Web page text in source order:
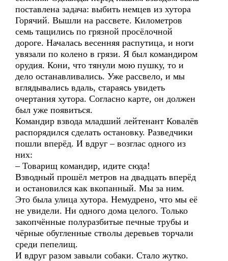
поставлена задача: выбить немцев из хутора
Горячий. Вышли на рассвете. Километров
семь тащились по грязной просёлочной
дороге. Началась весенняя распутица, и ноги
увязали по колено в грязи. Я был командиром
орудия. Кони, что тянули мою пушку, то и
дело останавливались. Уже рассвело, и мы
вглядывались вдаль, стараясь увидеть
очертания хутора. Согласно карте, он должен
был уже появиться.
Командир взвода младший лейтенант Ковалёв
распорядился сделать остановку. Разведчики
пошли вперёд. И вдруг – возглас одного из
них:
– Товарищ командир, идите сюда!
Взводный прошёл метров на двадцать вперёд
и остановился как вкопанный. Мы за ним.
Это была улица хутора. Немудрено, что мы её
не увидели. Ни одного дома целого. Только
закопчённые полуразбитые печные трубы и
чёрные обугленные стволы деревьев торчали
среди пепелищ.
И вдруг разом завыли собаки. Стало жутко.